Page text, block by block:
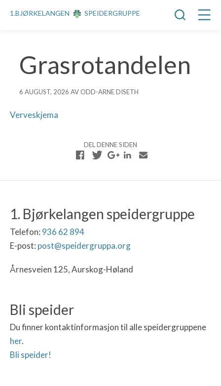
1.BJØRKELANGEN SPEIDERGRUPPE
Grasrotandelen
6 AUGUST, 2026 AV ODD-ARNE DISETH
Verveskjema
DEL DENNE SIDEN
1. Bjørkelangen speidergruppe
Telefon: 936 62 894
E-post: post@speidergruppa.org
Årnesveien 125, Aurskog-Høland
Bli speider
Du finner kontaktinformasjon til alle speidergruppene
her.
Bli speider!